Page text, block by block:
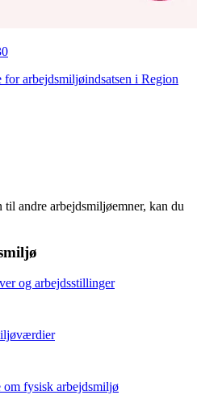
arbejdsmiljøindsatsen i Region
andre arbejdsmiljøemner, kan du
og arbejdsstillinger
fysisk arbejdsmiljø